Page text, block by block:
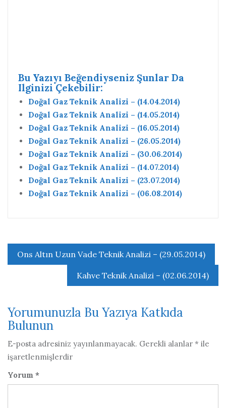
Bu Yazıyı Beğendiyseniz Şunlar Da
Ilginizi Çekebilir:
Doğal Gaz Teknik Analizi – (14.04.2014)
Doğal Gaz Teknik Analizi – (14.05.2014)
Doğal Gaz Teknik Analizi – (16.05.2014)
Doğal Gaz Teknik Analizi – (26.05.2014)
Doğal Gaz Teknik Analizi – (30.06.2014)
Doğal Gaz Teknik Analizi – (14.07.2014)
Doğal Gaz Teknik Analizi – (23.07.2014)
Doğal Gaz Teknik Analizi – (06.08.2014)
Yazı
gezinmesi
Ons Altın Uzun Vade Teknik Analizi – (29.05.2014)
Kahve Teknik Analizi – (02.06.2014)
Yorumunuzla Bu Yazıya Katkıda
Bulunun
E-posta adresiniz yayınlanmayacak. Gerekli alanlar * ile
işaretlenmişlerdir
Yorum *